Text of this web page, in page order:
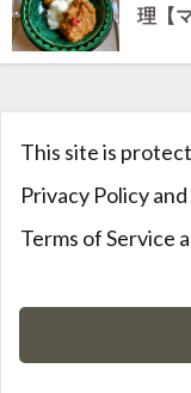
理【
This site is
Privacy Policyand
Terms of Service